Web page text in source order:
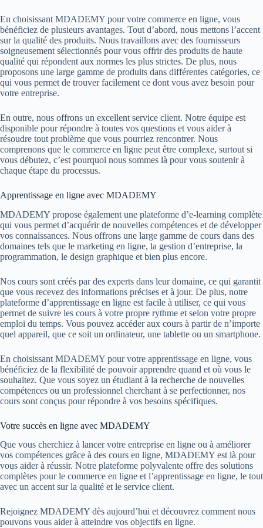
En choisissant MDADEMY pour votre commerce en ligne, vous
bénéficiez de plusieurs avantages. Tout d’abord, nous mettons l’accent
sur la qualité des produits. Nous travaillons avec des fournisseurs
soigneusement sélectionnés pour vous offrir des produits de haute
qualité qui répondent aux normes les plus strictes. De plus, nous
proposons une large gamme de produits dans différentes catégories, ce
qui vous permet de trouver facilement ce dont vous avez besoin pour
votre entreprise.
En outre, nous offrons un excellent service client. Notre équipe est
disponible pour répondre à toutes vos questions et vous aider à
résoudre tout problème que vous pourriez rencontrer. Nous
comprenons que le commerce en ligne peut être complexe, surtout si
vous débutez, c’est pourquoi nous sommes là pour vous soutenir à
chaque étape du processus.
Apprentissage en ligne avec MDADEMY
MDADEMY propose également une plateforme d’e-learning complète
qui vous permet d’acquérir de nouvelles compétences et de développer
vos connaissances. Nous offrons une large gamme de cours dans des
domaines tels que le marketing en ligne, la gestion d’entreprise, la
programmation, le design graphique et bien plus encore.
Nos cours sont créés par des experts dans leur domaine, ce qui garantit
que vous recevez des informations précises et à jour. De plus, notre
plateforme d’apprentissage en ligne est facile à utiliser, ce qui vous
permet de suivre les cours à votre propre rythme et selon votre propre
emploi du temps. Vous pouvez accéder aux cours à partir de n’importe
quel appareil, que ce soit un ordinateur, une tablette ou un smartphone.
En choisissant MDADEMY pour votre apprentissage en ligne, vous
bénéficiez de la flexibilité de pouvoir apprendre quand et où vous le
souhaitez. Que vous soyez un étudiant à la recherche de nouvelles
compétences ou un professionnel cherchant à se perfectionner, nos
cours sont conçus pour répondre à vos besoins spécifiques.
Votre succès en ligne avec MDADEMY
Que vous cherchiez à lancer votre entreprise en ligne ou à améliorer
vos compétences grâce à des cours en ligne, MDADEMY est là pour
vous aider à réussir. Notre plateforme polyvalente offre des solutions
complètes pour le commerce en ligne et l’apprentissage en ligne, le tout
avec un accent sur la qualité et le service client.
Rejoignez MDADEMY dès aujourd’hui et découvrez comment nous
pouvons vous aider à atteindre vos objectifs en ligne.